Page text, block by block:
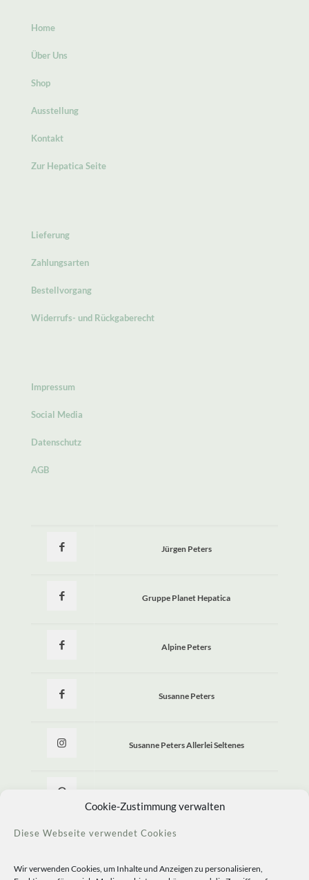
Cookie-Zustimmung verwalten
Diese Webseite verwendet Cookies
Wir verwenden Cookies, um Inhalte und Anzeigen zu personalisieren,
Home
Über Uns
Shop
Ausstellung
Kontakt
Zur Hepatica Seite
Lieferung
Zahlungsarten
Bestellvorgang
Widerrufs- und Rückgaberecht
Impressum
Social Media
Datenschutz
AGB
Jürgen Peters
Gruppe Planet Hepatica
Alpine Peters
Susanne Peters
Susanne Peters Allerlei Seltenes